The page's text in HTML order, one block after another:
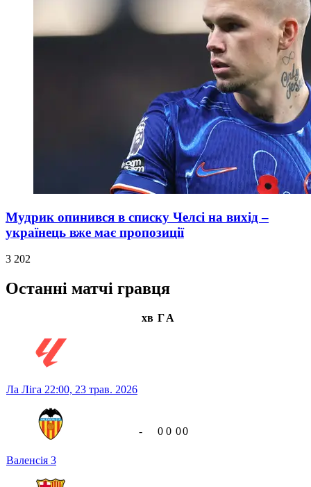
Мудрик опинився в списку Челсі на вихід –
українець вже має пропозиції
3 202
Останні матчі гравця
хв ГА
Ла Ліга 22:00, 23 трав. 2026
Валенсія 3
- 0 0 00